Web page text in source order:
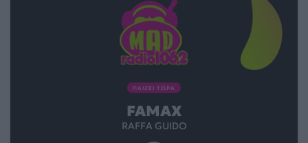
ΠΑΙΖΕΙ ΤΩΡΑ
FAMAX
RAFFA GUIDO